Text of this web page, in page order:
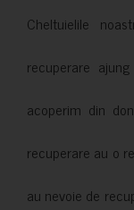
Cheltuielile
recuperare
acoperim din
recuperare au o
au nevoie de